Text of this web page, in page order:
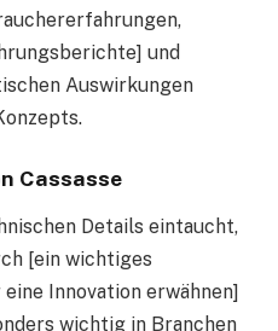
und
Auswirkungen
Cassasse
Details eintaucht,
[ein wichtiges
Innovation erwähnen]
wichtig in Branchen